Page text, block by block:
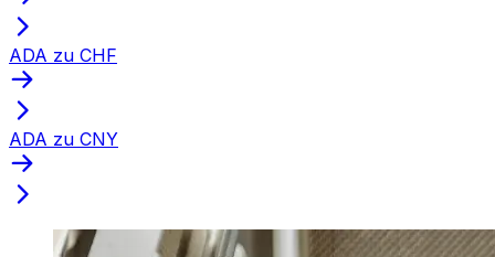
ADA zu CHF
ADA zu CNY